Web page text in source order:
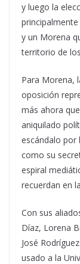
y luego la
y un Morena
territorio de
Para Morena,
oposición
más ahora
aniquilado
escándalo por
como su
espiral
recuerdan en
Con sus
Díaz, Lorena
José
usado a la